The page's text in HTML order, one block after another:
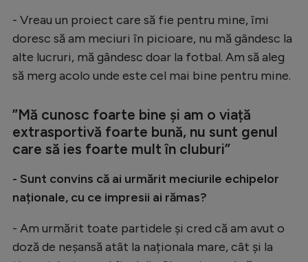
- Vreau un proiect care să fie pentru mine, îmi
doresc să am meciuri în picioare, nu mă gândesc la
alte lucruri, mă gândesc doar la fotbal. Am să aleg
să merg acolo unde este cel mai bine pentru mine.
”Mă cunosc foarte bine și am o viață
extrasportivă foarte bună, nu sunt genul
care să ies foarte mult în cluburi”
- Sunt convins că ai urmărit meciurile echipelor
naționale, cu ce impresii ai rămas?
- Am urmărit toate partidele și cred că am avut o
doză de neșansă atât la naționala mare, cât și la